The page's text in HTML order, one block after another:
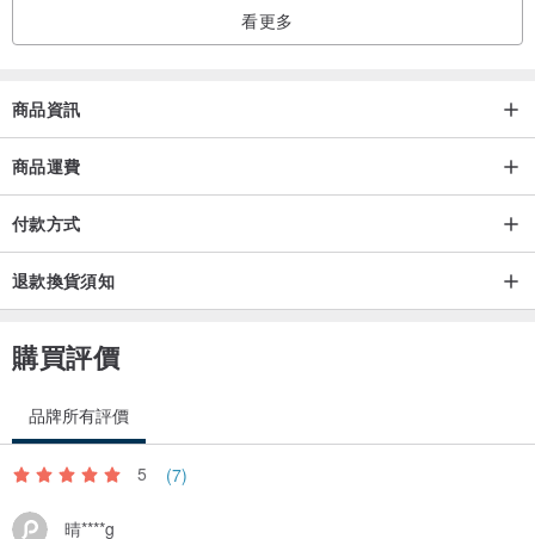
看更多
商品資訊
商品運費
付款方式
退款換貨須知
購買評價
品牌所有評價
5 (7)
晴****g